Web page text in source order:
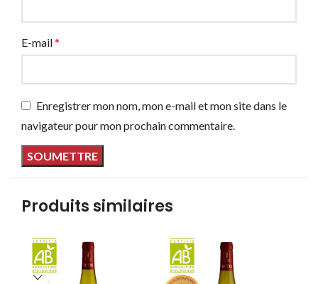
E-mail*
Enregistrer mon nom, mon e-mail et mon site dans le
navigateur pour mon prochain commentaire.
Produits similaires